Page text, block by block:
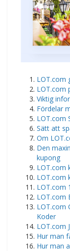
LOT.com
LOT.com
Viktig
Fördelar
LOT.com
Sätt att
Om
Den
kupong
LOT.com
LOT.com
LOT.com
LOT.com
LOT.com
Koder
LOT.com
Hur man
Hur man